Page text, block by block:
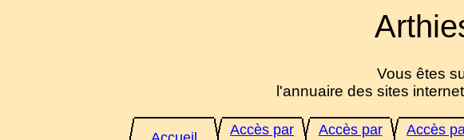
Vous êtes
l'annuaire des sites
Accès par
Accès par
Accès